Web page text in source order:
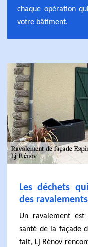
chaque opération
votre bâtiment.
Les déchets
des
Un ravalement
santé de la façade
fait, Lj Rénov